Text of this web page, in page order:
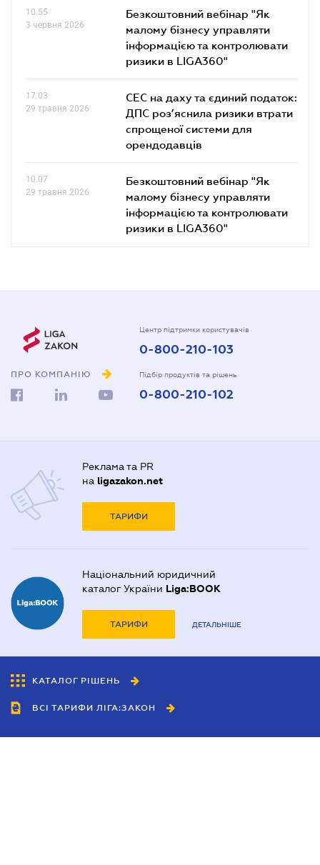
10.55
3 червня 2026
Безкоштовний вебінар "Як
малому бізнесу управляти
інформацією та контролювати
ризики в LIGA360"
17.03
29 травня 2026
СЕС на даху та єдиний податок:
ДПС роз’яснила ризики втрати
спрощеної системи для
орендодавців
10.07
29 травня 2026
Безкоштовний вебінар "Як
малому бізнесу управляти
інформацією та контролювати
ризики в LIGA360"
ПРО КОМПАНІЮ
Центр підтримки користувачів
0-800-210-103
Підбір продуктів та рішень
0-800-210-102
Реклама та PR
на ligazakon.net
ТАРИФИ
Національний юридичний
каталог України Liga:BOOK
ТАРИФИ ДЕТАЛЬНІШЕ
КАТАЛОГ РІШЕНЬ
ВСІ ТАРИФИ ЛІГА:ЗАКОН